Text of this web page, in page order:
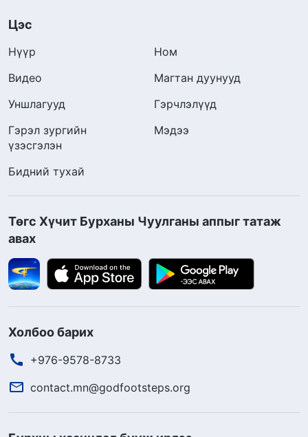
Цэс
Нүүр
Ном
Видео
Магтан дуунууд
Уншлагууд
Гэрчлэлүүд
Гэрэл зургийн
үзэсгэлэн
Мэдээ
Бидний тухай
Төгс Хүчит Бурханы Чуулганы аппыг татаж
авах
Холбоо барих
+976-9578-8733
contact.mn@godfootsteps.org